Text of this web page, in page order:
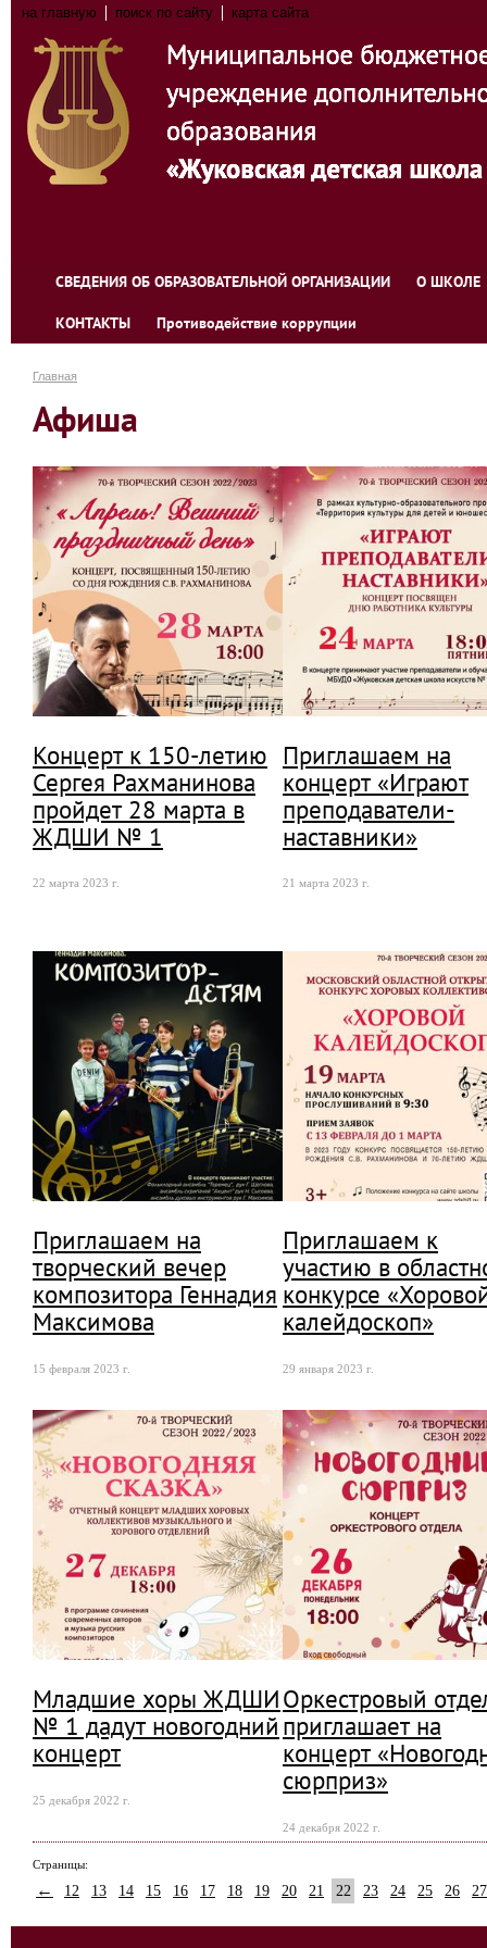
на главную поиск по сайту карта сайта
СВЕДЕНИЯ ОБ ОБРАЗОВАТЕЛЬНОЙ ОРГАНИЗАЦИИ О ШКОЛЕ
КОНТАКТЫ Противодействие коррупции
Главная
Афиша
Концерт к 150-летию
Сергея Рахманинова
пройдет 28 марта в
ЖДШИ № 1
22 марта 2023 г.
Приглашаем на
концерт «Играют
преподаватели-
наставники»
21 марта 2023 г.
Приглашаем на
творческий вечер
композитора Геннадия
Максимова
15 февраля 2023 г.
Приглашаем к
участию в
конкурсе
калейдоскоп»
29 января 2023 г.
Младшие хоры ЖДШИ
№ 1 дадут новогодний
концерт
25 декабря 2022 г.
Оркестровый
приглашает на
концерт
сюрприз»
24 декабря 2022 г.
Страницы:
← 12 13 14 15 16 17 18 19 20 21 22 23 24 25 26 27